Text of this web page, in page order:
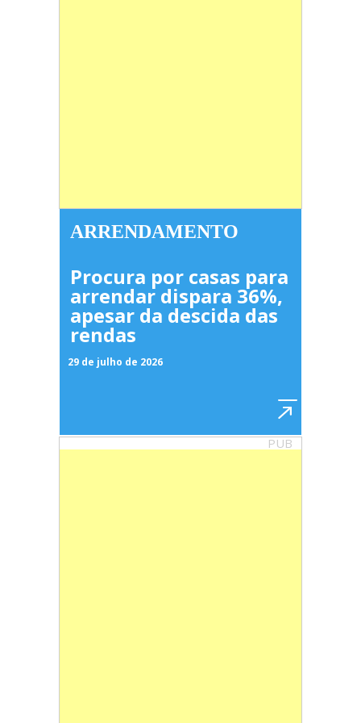
ARRENDAMENTO
Procura por casas para
arrendar dispara 36%,
apesar da descida das
rendas
29 de julho de 2026
PUB